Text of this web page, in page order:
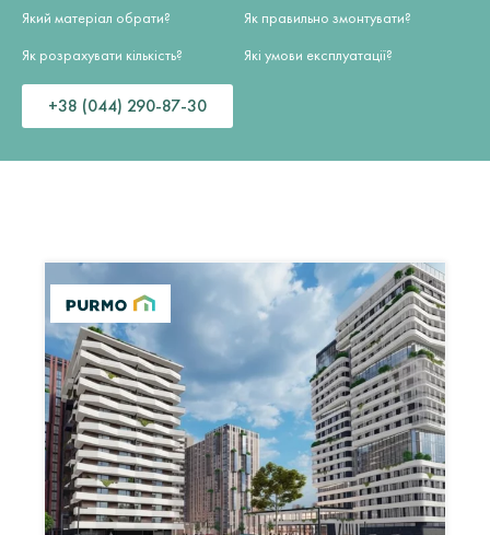
Який матеріал обрати?
Як розрахувати кількість?
Як правильно змонтувати?
Які умови експлуатації?
+38 (044) 290-87-30